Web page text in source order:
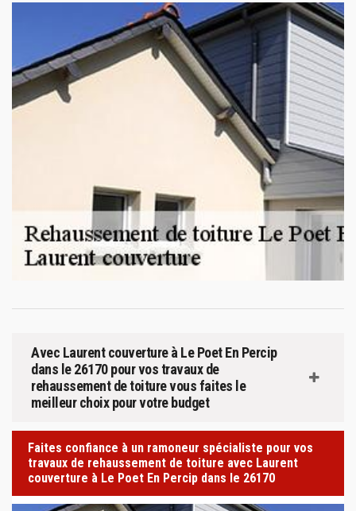
Avec Laurent couverture à Le Poet En Percip
dans le 26170 pour vos travaux de
rehaussement de toiture vous faites le
meilleur choix pour votre budget
Faites confiance à un ramoneur spécialiste pour vos
travaux de rehaussement de toiture avec Laurent
couverture à Le Poet En Percip dans le 26170